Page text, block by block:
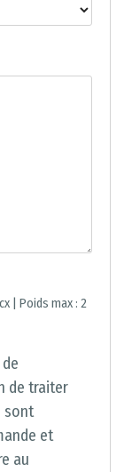
| Poids max : 2
de traiter
sont
et
au